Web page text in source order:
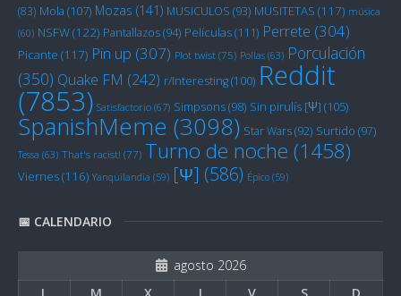
(83) Mola (107) Mozas (141) MUSICULOS (93) MUSITETAS (117) música
(60) NSFW(122) Pantallazos(94) Películas(111) Perrete (304)
Picante (117) Pin up (307) Plot twist (75) Pollas (63) Porculación
(350) Quake FM (242) r/Interesting(100) Reddit
(7853) Satisfactorio (67) Simpsons(98) Sin pirulís [Ψ] (105)
SpanishMeme (3098) Star Wars(92) Surtido (97)
Tessa (63) That's racist! (77) Turno de noche (1458)
Viernes(116) Yanquilandia (59) [Ψ] (586) Épico (59)
📅 CALENDARIO
agosto 2026
L
M X J V S D